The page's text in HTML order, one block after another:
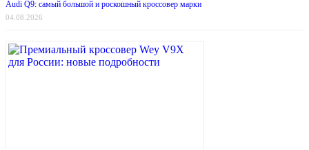
Audi Q9: самый большой и роскошный кроссовер марки
04.08.2026